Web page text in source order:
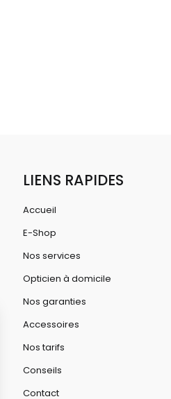
LIENS RAPIDES
Accueil
E-Shop
Nos services
Opticien à domicile
Nos garanties
Accessoires
Nos tarifs
Conseils
Contact